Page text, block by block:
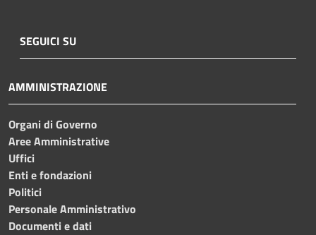
SEGUICI SU
AMMINISTRAZIONE
Organi di Governo
Aree Amministrative
Uffici
Enti e fondazioni
Politici
Personale Amministrativo
Documenti e dati